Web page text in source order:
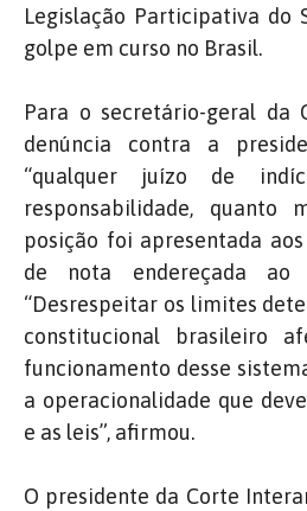
Legislação Participativa do
golpe em curso no Brasil.
Para o secretário-geral da
denúncia contra a
“qualquer juízo de
responsabilidade, quanto
posição foi apresentada
de nota endereçada ao
“Desrespeitar os limites
constitucional brasileiro
funcionamento desse
a operacionalidade que
e as leis”, afirmou.
O presidente da Corte